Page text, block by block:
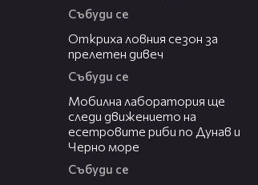
Събуди се
Откриха ловния сезон за
прелетен дивеч
Събуди се
Мобилна лаборатория ще
следи движението на
есетровите риби по Дунав и
Черно море
Събуди се